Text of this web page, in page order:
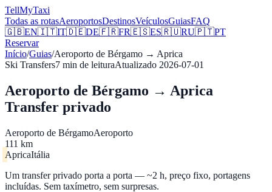
TellMyTaxi
Todas as rotasAeroportosDestinosVeículosGuiasFAQ
🇬🇧EN🇮🇹IT🇩🇪DE🇫🇷FR🇪🇸ES🇷🇺RU🇵🇹PT
Reservar
Início/Guias/Aeroporto de Bérgamo → Aprica
Ski Transfers7 min de leituraAtualizado 2026-07-01
Aeroporto de Bérgamo → Aprica
Transfer privado
Aeroporto de BérgamoAeroporto
111 km
ApricaItália
Um transfer privado porta a porta — ~2 h, preço fixo, portagens
incluídas. Sem taxímetro, sem surpresas.